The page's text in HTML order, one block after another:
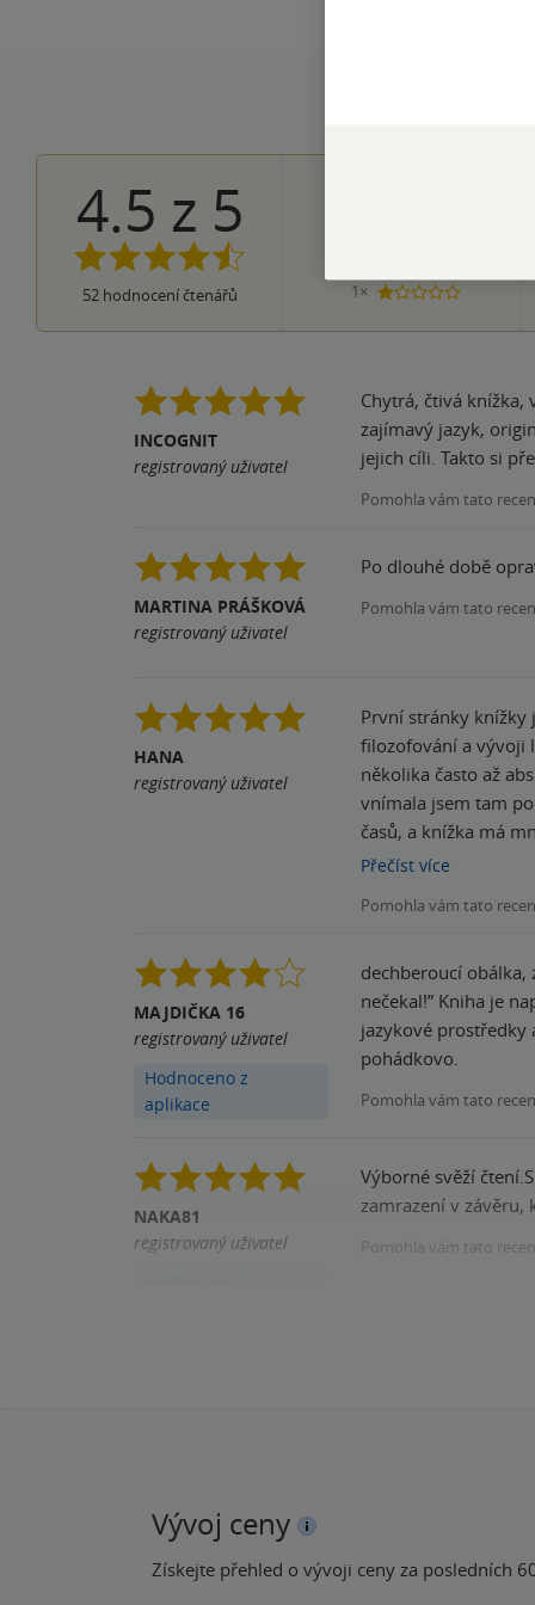
4.5 z 5
52hodnocení čtenářů
1×
1 hvezdička
INCOGNIT
registrovaný uživatel
Chytrá, čtivá
zajímavý jazyk,
jejich cíli. Takto si
Pomohla vám tato
MARTINA PRÁŠKOVÁ
registrovaný uživatel
Po dlouhé době
Pomohla vám tato
HANA
registrovaný uživatel
První stránky knížky
filozofování a vývoji
několika často až
vnímala jsem tam
časů, a knížka má
prodchnutá.
Přečíst více
Pomohla vám tato
MAJDIČKA 16
registrovaný uživatel
Hodnoceno z
aplikace
dechberoucí obálka,
nečekal!” Kniha je naprosto do pohody, není to nic násilného ani dramatického. Kniha Vám nabízí originální svět a příběh, honosné
jazykové prostředky a souvětí. Knihu doporučuji, pokud si vystačíte s plynulým
pohádkovo.
Pomohla vám tato
NAKA81
registrovaný uživatel
Výborné svěží
zamrazení v závěru,
Pomohla vám tato
Vývoj ceny
Získejte přehled o vývoji ceny za posledních